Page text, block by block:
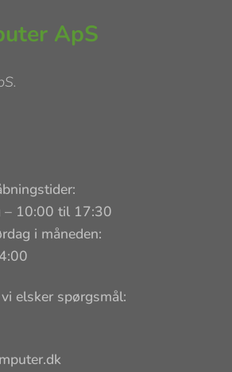
ApS
.
– 10:00 til 17:30
i måneden:
elsker spørgsmål: